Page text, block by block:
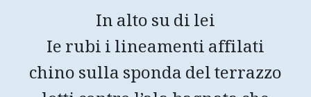
In alto su di lei
Ie rubi i lineamenti affilati
chino sulla sponda del terrazzo